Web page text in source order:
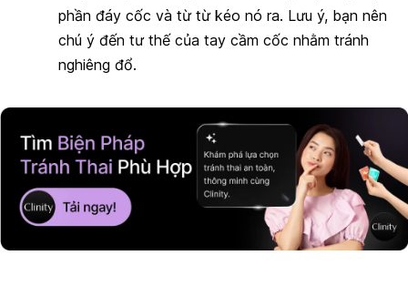
phần đáy cốc và từ từ kéo nó ra. Lưu ý, bạn nên
chú ý đến tư thế của tay cầm cốc nhằm tránh
nghiêng đổ.